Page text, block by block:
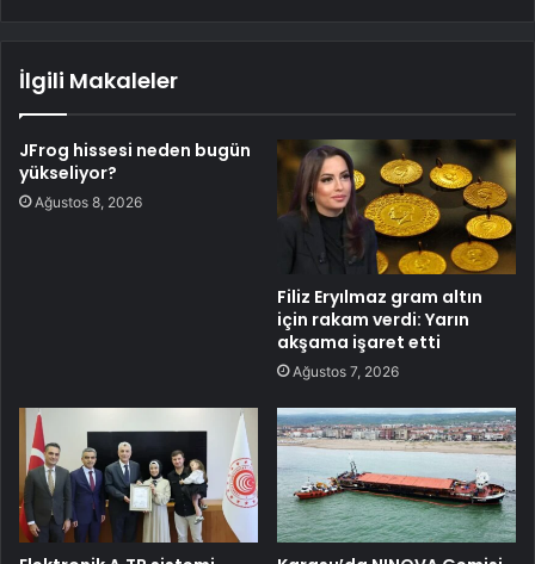
İlgili Makaleler
JFrog hissesi neden bugün
yükseliyor?
Ağustos 8, 2026
Filiz Eryılmaz gram altın
için rakam verdi: Yarın
akşama işaret etti
Ağustos 7, 2026